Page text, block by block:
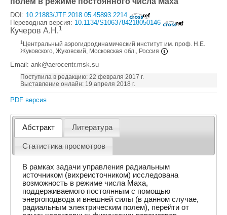
DOI: 10.21883/JTF.2018.05.45893.2214
Переводная версия: 10.1134/S1063784218050146
Кучеров А.Н.1
1 Центральный аэрогидродинамический институт им. проф. Н.Е.
Жуковского, Жуковский, Московская обл., Россия
Email: ank@aerocentr.msk.su
Поступила в редакцию: 22 февраля 2017 г.
Выставление онлайн: 19 апреля 2018 г.
PDF версия
Абстракт Литература
Статистика просмотров
В рамках задачи управления радиальным
источником (вихреисточником) исследована
возможность в режиме числа Маха,
поддерживаемого постоянным с помощью
энергоподвода и внешней силы (в данном случае,
радиальным электрическим полем), перейти от